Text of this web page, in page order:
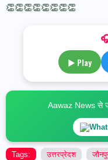
👏👏👏👏👏👏👏👏
▶ Play
Aawaz News से
Tags: उत्तरप्रेदश